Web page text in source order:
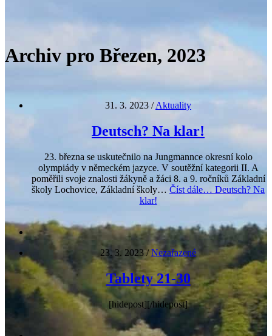
Archiv pro Březen, 2023
31. 3. 2023 /Aktuality
Deutsch? Na klar!
23. března se uskutečnilo na Jungmannce okresní kolo
olympiády v německém jazyce. V soutěžní kategorii II. A
poměřili svoje znalosti žákyně a žáci 8. a 9. ročníků Základní
školy Lochovice, Základní školy… Číst dále… Deutsch? Na
klar!
23. 3. 2023/Nezařazené
Tablety 21-30
[hidepost][/hidepost]